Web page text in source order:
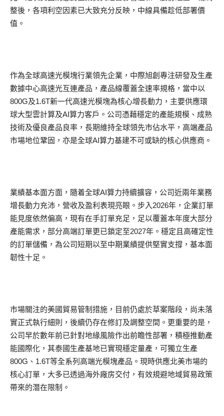
整後，各項利空因素已大致充分反映，中線具備趁低部署價
值。
作為全球高速光模塊行業領先企業，中際旭創專注研發及生產
數據中心高速光互連產品，產品線覆蓋全速率規格，當中以
800G及1.6T新一代高速光模塊為核心增長動力，主要供應環
球大型雲計算及AI算力客戶。公司憑藉穩定的產能規模、成熟
技術及優良產品良率，長期維持全球領先市佔水平，高端產品
市場地位鞏固，亦是全球AI算力基建不可或缺的核心供應商。
業績基本面方面，隨着全球AI算力持續擴容，公司近兩年業務
增長動力充沛，營收及盈利表現亮眼。步入2026年，企業訂單
能見度依然偏高，現有在手訂單充足，足以覆蓋本年度大部分
產能需求，部分高端訂單更已鎖定至2027年。穩定且高確定性
的訂單儲備，為公司短期以至中期業績提供堅實支撐，基本面
韌性十足。
市場關注的美國貿易管制措施，目前仍處於草案階段，尚未落
實正式執行細則，後續仍存在修訂及調整空間。更重要的是，
公司早於數年前已針對地緣風險作出前瞻性部署，積極推動產
能國際化，其泰國生產基地已實現穩定量產，可獨立生產
800G、1.6T等全系列高端光模塊產品。現時供應北美市場的
核心訂單，大多已透過海外廠房交付，有效規避地域貿易政策
帶來的潛在限制。